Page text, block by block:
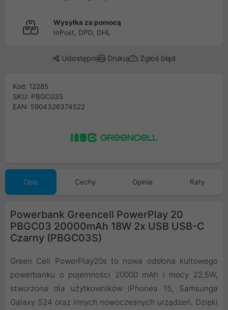
Wysyłka za pomocą
InPost, DPD, DHL
Udostępnij Drukuj Zgłoś błąd
Kod: 12285
SKU: PBGC03S
EAN: 5904326374522
Opis Cechy Opinie Raty
Powerbank Greencell PowerPlay 20
PBGC03 20000mAh 18W 2x USB USB-C
Czarny (PBGC03S)
Green Cell PowerPlay20s to nowa odsłona kultowego
powerbanku o pojemności 20000 mAh i mocy 22,5W,
stworzona dla użytkowników iPhonea 15, Samsunga
Galaxy S24 oraz innych nowoczesnych urządzeń. Dzięki